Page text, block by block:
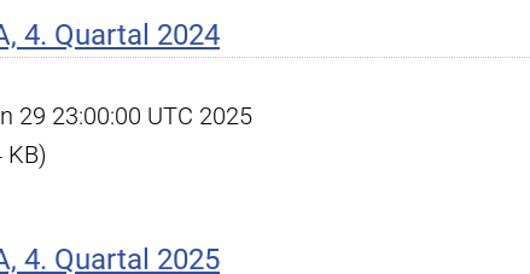
4. Quartal 2024
29 23:00:00 UTC 2025
KB)
4. Quartal 2025